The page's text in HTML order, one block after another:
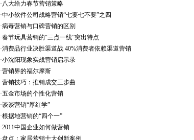
·八大给力春节营销策略
·中小软件公司战略营销“七要七不要”之四
·病毒营销与口碑营销的区别
·春节玩具营销的“三点一线”突出特点
·消费品行业决胜渠道战 40%消费者依赖渠道营销
·小沈阳现象实战营销启示录
·营销界的福尔摩斯
·营销技巧：推销成交三步曲
·五金市场的个性化营销
·谈谈营销“厚红学”
·根据地营销的“四个一”
·2011中国企业如何做营销
·盘点：家居营销十大创新案例